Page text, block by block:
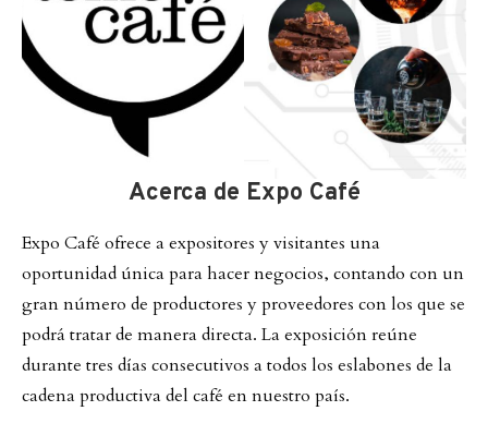
Acerca de Expo Café
Expo Café ofrece a expositores y visitantes una
oportunidad única para hacer negocios, contando con un
gran número de productores y proveedores con los que se
podrá tratar de manera directa. La exposición reúne
durante tres días consecutivos a todos los eslabones de la
cadena productiva del café en nuestro país.